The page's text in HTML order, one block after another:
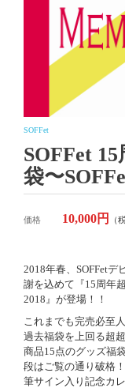
SOFFet
SOFFet
袋〜
価格 10,000円 （
2018年春、SOFFet
謝を込めて『15周年
2018』が登場！！
これまでも完売必至
過去福袋を上回る超
商品15点のグッズ福
段はご覧の通り破格
筆サイン入り記念カ